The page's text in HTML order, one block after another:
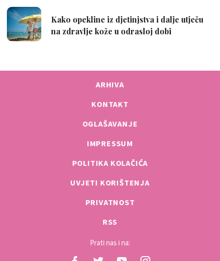
ARHIVA
KONTAKT
OGLAŠAVANJE
IMPRESSUM
POLITIKA KOLAČIĆA
UVJETI KORIŠTENJA
PRIVATNOST
RSS
Prati nas i na: